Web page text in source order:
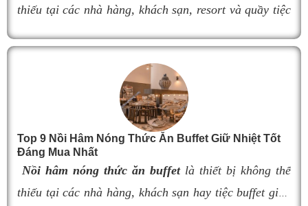
thiếu tại các nhà hàng, khách sạn, resort và quầy tiệc
món ăn luôn nóng hổi, thơm ngon trong suốt thời gian
phục vụ, đèn hâm buffet còn góp phần nâng cao tính
thẩm mỹ và tạo nên sự sang trọng cho khu vực trưng
Tuy nhiên, việc lựa chọnđèn hâm buffet
thước không phù hợp có thể làm giảm hiệu quả giữ
nhiệt, ảnh hưởng đến khả năng bố trí không gian và
tính thẩm mỹ của quầy buffet. Trong bài viết này, hãy
cùng tìm hiểu kích thước 9 mẫu đèn hâm nóng thức
ăn buffet bán chạy nhất hiện nay để dễ dàng lựa chọn
Top 9 Nồi Hâm Nóng Thức Ăn Buffet Giữ Nhiệt Tốt
Đáng Mua Nhất
Nồi hâm nóng thức ăn buffet là thiết bị không thể
thiếu tại các nhà hàng, khách sạn hay tiệc buffet giúp